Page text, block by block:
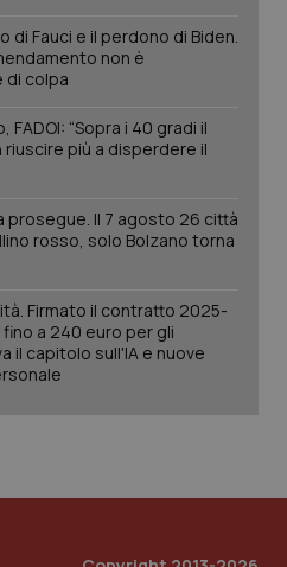
di Fauci e il perdono di Biden.
non è
di colpa
FADOI: “Sopra i 40 gradi il
più a disperdere il
prosegue. Il 7 agosto 26 città
rosso, solo Bolzano torna
Firmato il contratto 2025-
a 240 euro per gli
il capitolo sull'IA e nuove